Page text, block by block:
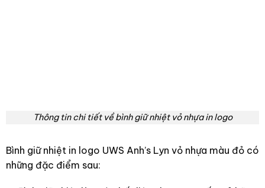
Thông tin chi tiết về bình giữ nhiệt vỏ nhựa in logo
Bình giữ nhiệt in logo UWS Anh’s Lyn vỏ nhựa màu đỏ có
những đặc điểm sau: